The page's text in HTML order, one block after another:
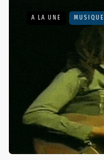
A LA UNE MUSIQUE